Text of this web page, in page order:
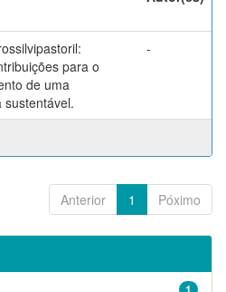
para o
de uma
sustentável.
-
Anterior 1 Póximo